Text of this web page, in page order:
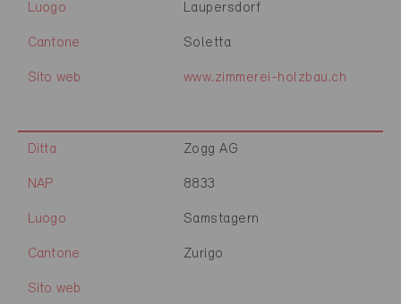
Luogo Laupersdorf
Cantone Soletta
Sito web www.zimmerei-holzbau.ch
Ditta Zogg AG
NAP 8833
Luogo Samstagern
Cantone Zurigo
Sito web